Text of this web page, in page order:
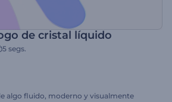
de cristal líquido
5 segs.
algo fluido, moderno y visualmente